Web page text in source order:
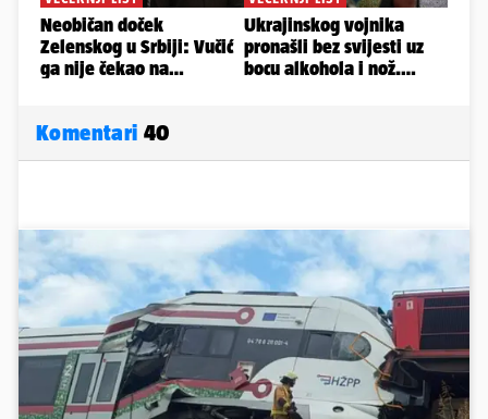
Komentari 40